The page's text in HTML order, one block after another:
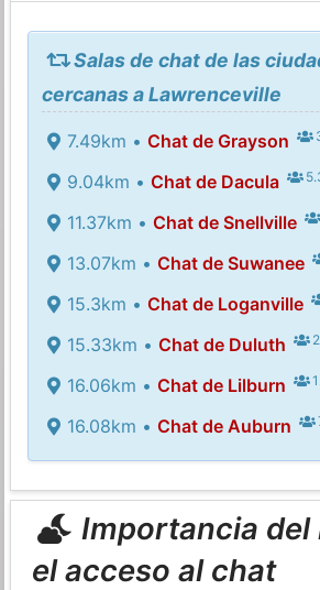
Salas de chat de las
cercanas a Lawrenceville
7.49km • Chat de Grayson
9.04km • Chat de Dacula
11.37km • Chat de Snellville
13.07km • Chat de Suwanee
15.3km • Chat de Loganville
15.33km • Chat de Duluth
16.06km • Chat de Lilburn
16.08km • Chat de Auburn
Importancia del
el acceso al chat